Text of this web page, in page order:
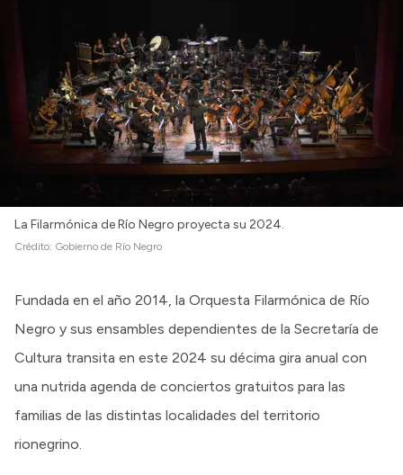
Intranet
Login
La Filarmónica de Río Negro proyecta su 2024.
Crédito: Gobierno de Río Negro
Fundada en el año 2014, la Orquesta Filarmónica de Río
Negro y sus ensambles dependientes de la Secretaría de
Cultura transita en este 2024 su décima gira anual con
una nutrida agenda de conciertos gratuitos para las
familias de las distintas localidades del territorio
rionegrino.